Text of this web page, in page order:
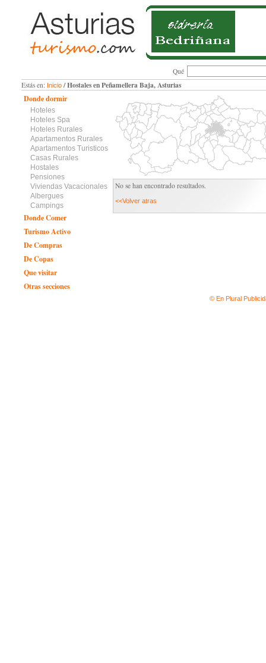
Qué
Estás en: Inicio/ Hostales en Peñamellera Baja, Asturias
Donde dormir
Hoteles
Hoteles Spa
Hoteles Rurales
Apartamentos Rurales
Apartamentos Turisticos
Casas Rurales
Hostales
Pensiones
Viviendas Vacacionales
Albergues
Campings
Donde Comer
Turismo Activo
De Compras
De Copas
Que visitar
Otras secciones
No se han encontrado resultados.
<<Volver atras
© En Plural